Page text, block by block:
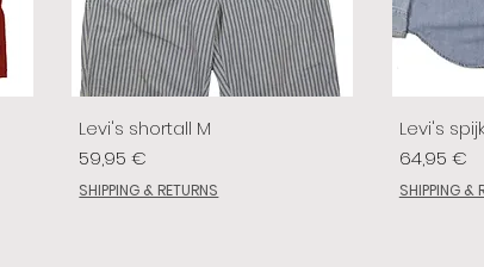
Levi's shortall M
Prix
59,95 €
SHIPPING & RETURNS
Levi's
Prix
64,95 €
SHIPPING &